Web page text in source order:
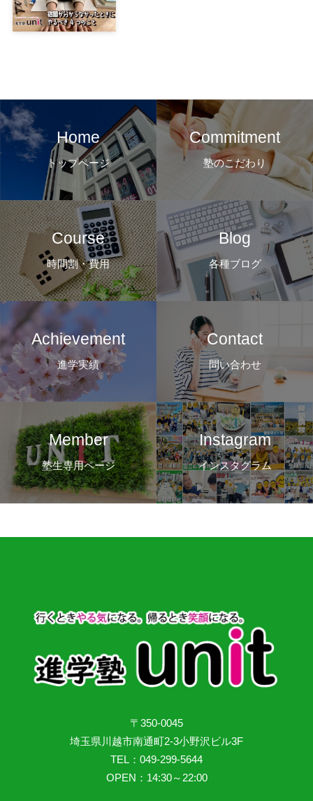
Home
トップページ
Commitment
塾のこだわり
Course
時間割・費用
Blog
各種ブログ
Achievement
進学実績
Contact
問い合わせ
Member
塾生専用ページ
Instagram
インスタグラム
〒350-0045
埼玉県川越市南通町2-3小野沢ビル3F
TEL：049-299-5644
OPEN：14:30～22:00